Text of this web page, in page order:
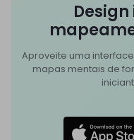
Aproveite uma
mapas mentais de